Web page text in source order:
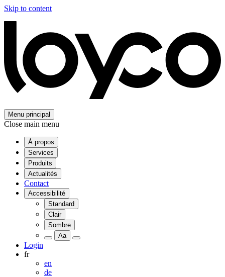
Skip to content
Menu principal
Close main menu
À propos
Services
Produits
Actualités
Contact
Accessibilité
Standard
Clair
Sombre
Aa
Login
fr
en
de